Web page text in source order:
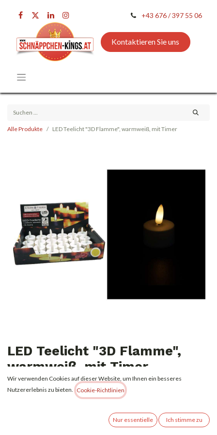
+43 676 / 397 55 06
Kontaktieren Sie uns
Alle Produkte LED Teelicht "3D Flamme", warmweiß, mit Timer
LED Teelicht "3D Flamme",
warmweiß, mit Timer
1,29€ Alle Preise inkl. MwSt.zzgl. Versandkosten
Wir verwenden Cookies auf dieser Website, um Ihnen ein besseres
Nutzererlebnis zu bieten.
Cookie-Richtlinien
Nur essentielle Ich stimme zu